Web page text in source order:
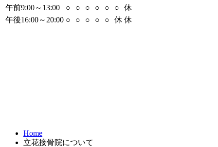
午前9:00～13:00
○ ○ ○ ○ ○ ○
休
午後16:00～20:00 ○ ○ ○ ○ ○ 休 休
Home
立花接骨院について